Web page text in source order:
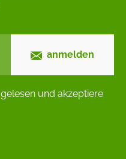
anmelden
gelesen und akzeptiere